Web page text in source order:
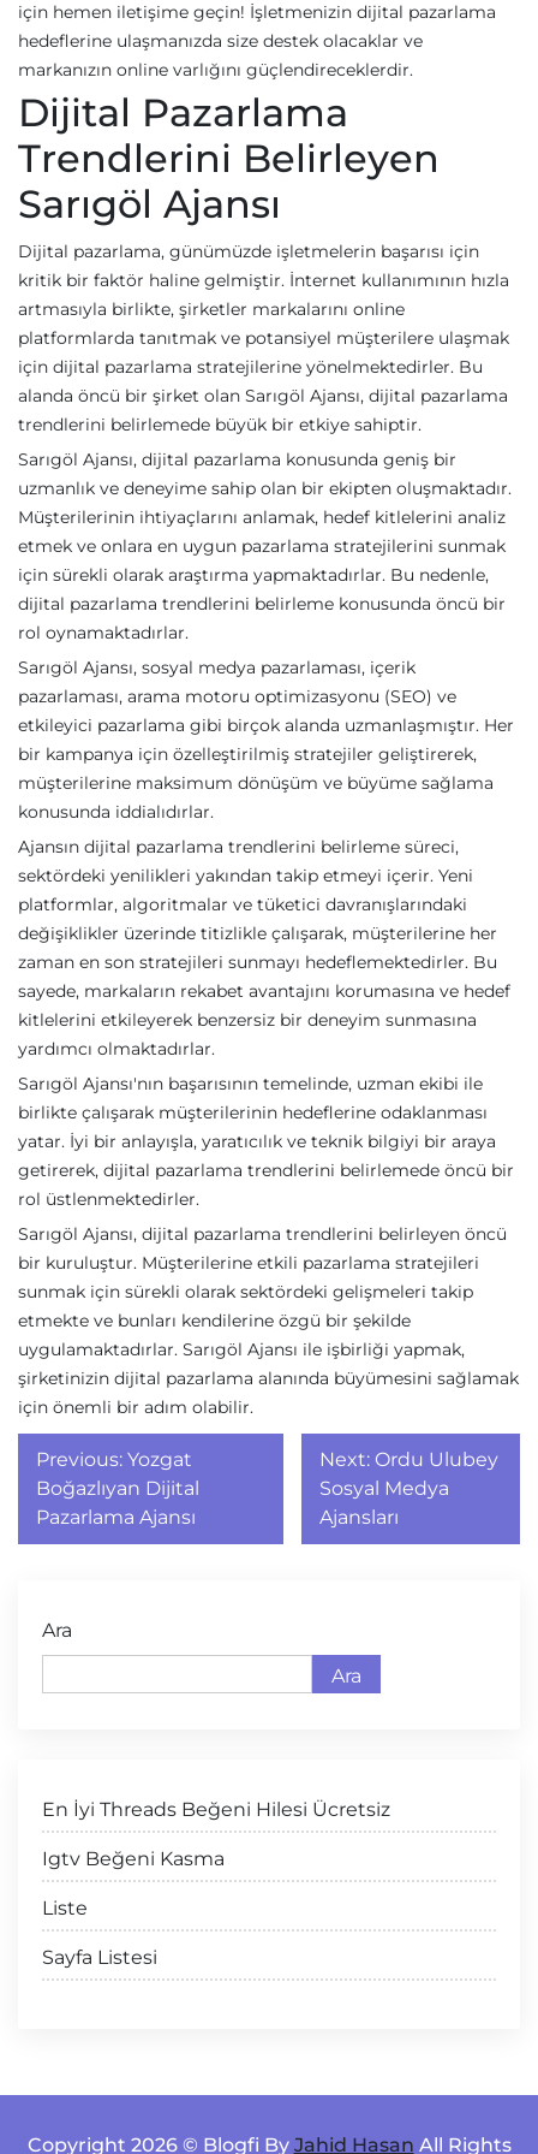
için hemen iletişime geçin! İşletmenizin dijital pazarlama
hedeflerine ulaşmanızda size destek olacaklar ve
markanızın online varlığını güçlendireceklerdir.
Dijital Pazarlama
Trendlerini Belirleyen
Sarıgöl Ajansı
Dijital pazarlama, günümüzde işletmelerin başarısı için
kritik bir faktör haline gelmiştir. İnternet kullanımının hızla
artmasıyla birlikte, şirketler markalarını online
platformlarda tanıtmak ve potansiyel müşterilere ulaşmak
için dijital pazarlama stratejilerine yönelmektedirler. Bu
alanda öncü bir şirket olan Sarıgöl Ajansı, dijital pazarlama
trendlerini belirlemede büyük bir etkiye sahiptir.
Sarıgöl Ajansı, dijital pazarlama konusunda geniş bir
uzmanlık ve deneyime sahip olan bir ekipten oluşmaktadır.
Müşterilerinin ihtiyaçlarını anlamak, hedef kitlelerini analiz
etmek ve onlara en uygun pazarlama stratejilerini sunmak
için sürekli olarak araştırma yapmaktadırlar. Bu nedenle,
dijital pazarlama trendlerini belirleme konusunda öncü bir
rol oynamaktadırlar.
Sarıgöl Ajansı, sosyal medya pazarlaması, içerik
pazarlaması, arama motoru optimizasyonu (SEO) ve
etkileyici pazarlama gibi birçok alanda uzmanlaşmıştır. Her
bir kampanya için özelleştirilmiş stratejiler geliştirerek,
müşterilerine maksimum dönüşüm ve büyüme sağlama
konusunda iddialıdırlar.
Ajansın dijital pazarlama trendlerini belirleme süreci,
sektördeki yenilikleri yakından takip etmeyi içerir. Yeni
platformlar, algoritmalar ve tüketici davranışlarındaki
değişiklikler üzerinde titizlikle çalışarak, müşterilerine her
zaman en son stratejileri sunmayı hedeflemektedirler. Bu
sayede, markaların rekabet avantajını korumasına ve hedef
kitlelerini etkileyerek benzersiz bir deneyim sunmasına
yardımcı olmaktadırlar.
Sarıgöl Ajansı'nın başarısının temelinde, uzman ekibi ile
birlikte çalışarak müşterilerinin hedeflerine odaklanması
yatar. İyi bir anlayışla, yaratıcılık ve teknik bilgiyi bir araya
getirerek, dijital pazarlama trendlerini belirlemede öncü bir
rol üstlenmektedirler.
Sarıgöl Ajansı, dijital pazarlama trendlerini belirleyen öncü
bir kuruluştur. Müşterilerine etkili pazarlama stratejileri
sunmak için sürekli olarak sektördeki gelişmeleri takip
etmekte ve bunları kendilerine özgü bir şekilde
uygulamaktadırlar. Sarıgöl Ajansı ile işbirliği yapmak,
şirketinizin dijital pazarlama alanında büyümesini sağlamak
için önemli bir adım olabilir.
Yazı
gezinmesi
Previous: Yozgat
Boğazlıyan Dijital
Pazarlama Ajansı
Next: Ordu Ulubey
Sosyal Medya
Ajansları
Ara
Ara
En İyi Threads Beğeni Hilesi Ücretsiz
Igtv Beğeni Kasma
Liste
Sayfa Listesi
Copyright 2026 © Blogfi By Jahid Hasan All Rights